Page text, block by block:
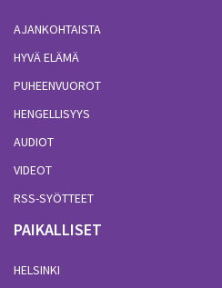
AJANKOHTAISTA
HYVÄ ELÄMÄ
PUHEENVUOROT
HENGELLISYYS
AUDIOT
VIDEOT
RSS-SYÖTTEET
PAIKALLISET
HELSINKI